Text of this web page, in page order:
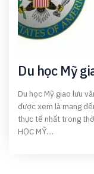
Du học Mỹ
Du học Mỹ giao lưu
được xem là mang
thực tế nhất trong
HỌC MỸ....